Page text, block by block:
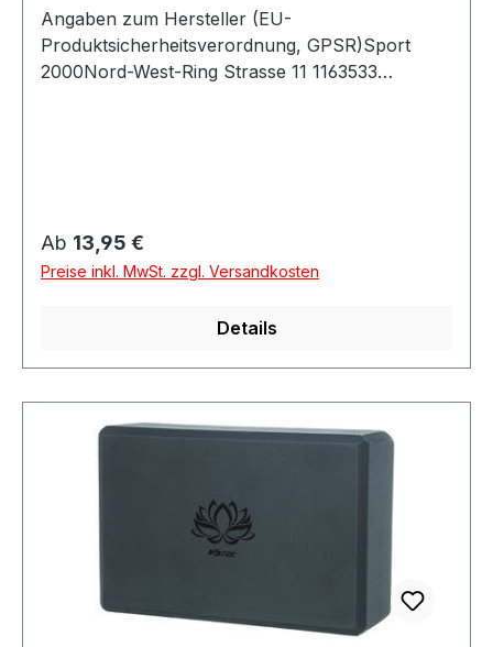
Angaben zum Hersteller (EU-
Produktsicherheitsverordnung, GPSR)Sport
2000Nord-West-Ring Strasse 11 1163533
Regulärer Preis:
Ab 13,95 €
Preise inkl. MwSt. zzgl. Versandkosten
Details